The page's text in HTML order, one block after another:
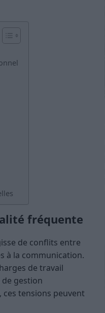
fréquente
de conflits entre
à la communication.
de travail
gestion
ces tensions peuvent